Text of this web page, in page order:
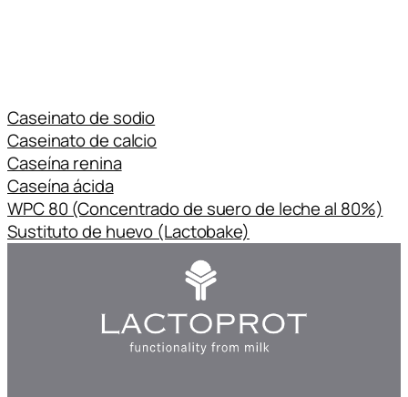
Caseinato de sodio
Caseinato de calcio
Caseína renina
Caseína ácida
WPC 80 (Concentrado de suero de leche al 80%)
Sustituto de huevo (Lactobake)